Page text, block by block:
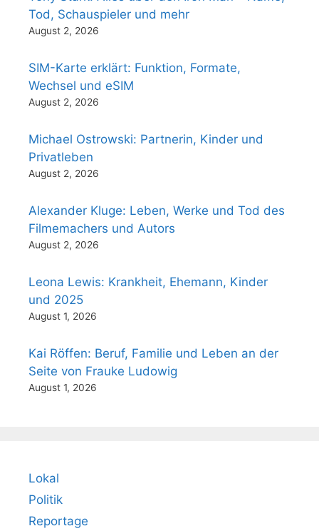
Tod, Schauspieler und mehr
August 2, 2026
SIM-Karte erklärt: Funktion, Formate,
Wechsel und eSIM
August 2, 2026
Michael Ostrowski: Partnerin, Kinder und
Privatleben
August 2, 2026
Alexander Kluge: Leben, Werke und Tod des
Filmemachers und Autors
August 2, 2026
Leona Lewis: Krankheit, Ehemann, Kinder
und 2025
August 1, 2026
Kai Röffen: Beruf, Familie und Leben an der
Seite von Frauke Ludowig
August 1, 2026
Lokal
Politik
Reportage